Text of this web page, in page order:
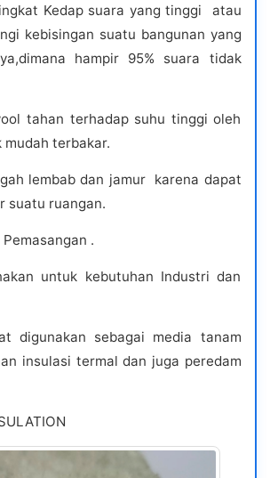
Kedap suara yang tinggi atau
kebisingan suatu bangunan yang
hampir 95% suara tidak
tahan terhadap suhu tinggi oleh
terbakar.
lembab dan jamur karena dapat
suatu ruangan.
.
untuk kebutuhan Industri dan
digunakan sebagai media tanam
insulasi termal dan juga peredam